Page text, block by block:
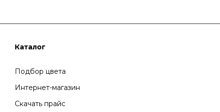
Каталог
Подбор цвета
Интернет-магазин
Скачать прайс